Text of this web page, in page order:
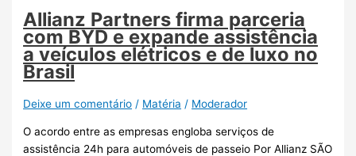
Allianz Partners firma parceria
com BYD e expande assistência
a veículos elétricos e de luxo no
Brasil
Deixe um comentário / Matéria / Moderador
O acordo entre as empresas engloba serviços de
assistência 24h para automóveis de passeio Por Allianz SÃO